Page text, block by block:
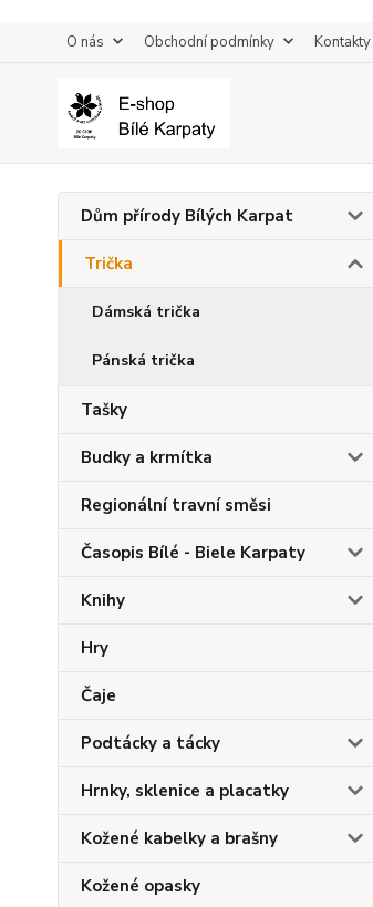
O nás Obchodní podmínky Kontakty
Dům přírody Bílých Karpat
Trička
Dámská trička
Pánská trička
Tašky
Budky a krmítka
Regionální travní směsi
Časopis Bílé - Biele Karpaty
Knihy
Hry
Čaje
Podtácky a tácky
Hrnky, sklenice a placatky
Kožené kabelky a brašny
Kožené opasky